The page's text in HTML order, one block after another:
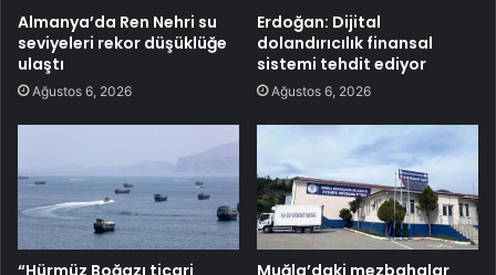
Almanya’da Ren Nehri su
seviyeleri rekor düşüklüğe
ulaştı
Ağustos 6, 2026
Erdoğan: Dijital
dolandırıcılık finansal
sistemi tehdit ediyor
Ağustos 6, 2026
“Hürmüz Boğazı ticari Muğla’daki mezbahalar